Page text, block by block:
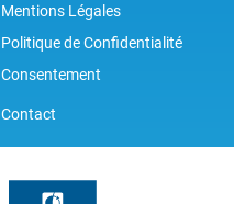
Mentions Légales
Politique de Confidentialité
Consentement
Contact